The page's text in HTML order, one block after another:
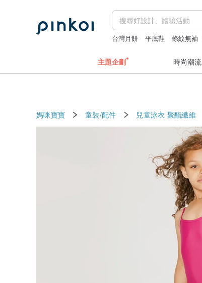
台灣月餅 平底鞋 條紋無袖
主題企劃 時尚潮流
媽咪寶寶 童裝/配件 兒童泳衣 聚酯纖維